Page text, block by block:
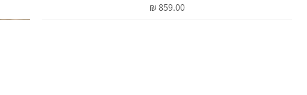
מחיר‏859.00 ‏₪